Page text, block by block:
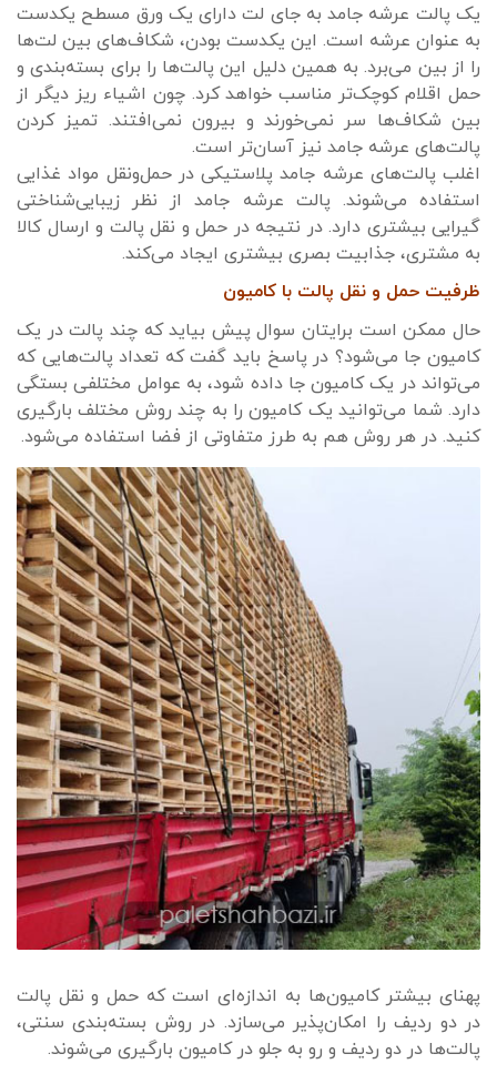
یک پالت عرشه جامد به جای لت دارای یک ورق مسطح یکدست
به عنوان عرشه است. این یکدست بودن، شکاف‌های بین لت‌ها
را از بین می‌برد. به همین دلیل این پالت‌ها را برای بسته‌بندی و
حمل اقلام کوچک‌تر مناسب خواهد کرد. چون اشیاء ریز دیگر از
بین شکاف‌ها سر نمی‌خورند و بیرون نمی‌افتند. تمیز کردن
پالت‌های عرشه جامد نیز آسان‌تر است.
اغلب پالت‌های عرشه جامد پلاستیکی در حمل‌ونقل مواد غذایی
استفاده می‌شوند. پالت عرشه جامد از نظر زیبایی‌شناختی
گیرایی بیشتری دارد. در نتیجه در حمل و نقل پالت و ارسال کالا
به مشتری، جذابیت بصری بیشتری ایجاد می‌کند.
ظرفیت حمل و نقل پالت با کامیون
حال ممکن است برایتان سوال پیش بیاید که چند پالت در یک
کامیون جا می‌شود؟ در پاسخ باید گفت که تعداد پالت‌هایی که
می‌تواند در یک کامیون جا داده شود، به عوامل مختلفی بستگی
دارد. شما می‌توانید یک کامیون را به چند روش مختلف بارگیری
کنید. در هر روش هم به طرز متفاوتی از فضا استفاده می‌شود.
پهنای بیشتر کامیون‌ها به اندازه‌ای است که حمل و نقل پالت
در دو ردیف را امکان‌پذیر می‌سازد. در روش بسته‌بندی سنتی،
پالت‌ها در دو ردیف و رو به جلو در کامیون بارگیری می‌شوند.